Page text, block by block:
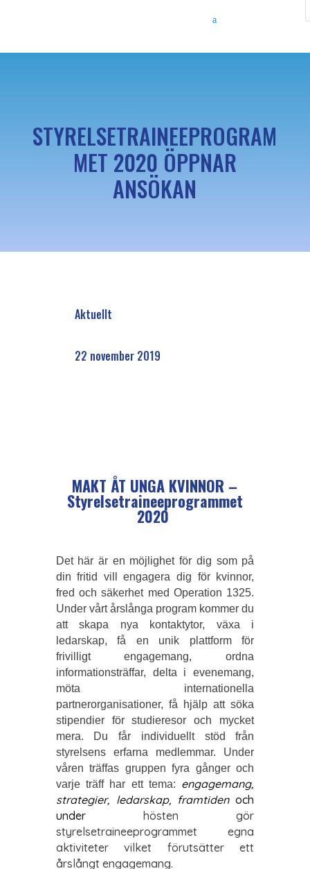
STYRELSETRAINEEPROGRAM
MET 2020 ÖPPNAR
ANSÖKAN
Aktuellt
22 november 2019
MAKT ÅT UNGA KVINNOR –
Styrelsetraineeprogrammet
2020
Det här är en möjlighet för dig som på
din fritid vill engagera dig för kvinnor,
fred och säkerhet med Operation 1325.
Under vårt årslånga program kommer du
att skapa nya kontaktytor, växa i
ledarskap, få en unik plattform för
frivilligt engagemang, ordna
informationsträffar, delta i evenemang,
möta internationella
partnerorganisationer, få hjälp att söka
stipendier för studieresor och mycket
mera. Du får individuellt stöd från
styrelsens erfarna medlemmar. Under
våren träffas gruppen fyra gånger och
varje träff har ett tema: engagemang,
strategier, ledarskap, framtidenoch
underhösten gör
styrelsetraineeprogrammet egna
aktiviteter vilket förutsätter ett
årslångt engagemang.